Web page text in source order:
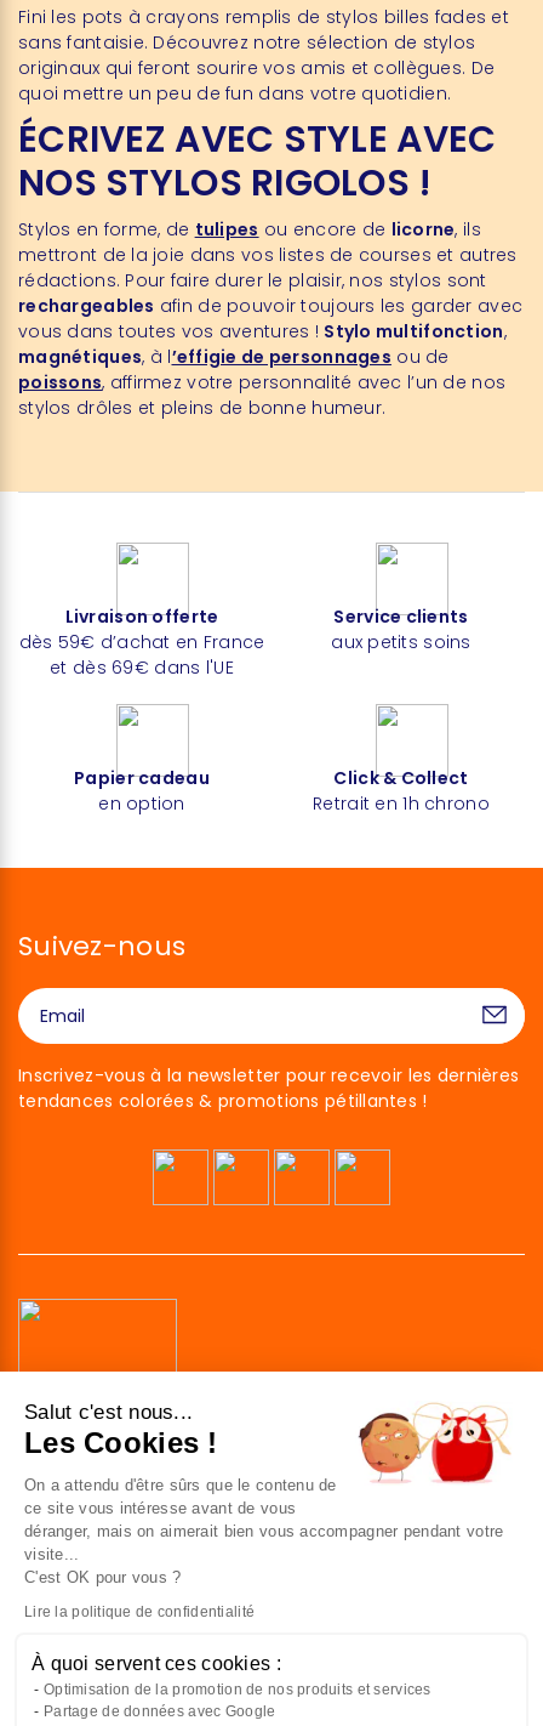
Fini les pots à crayons remplis de stylos billes fades et
sans fantaisie. Découvrez notre sélection de stylos
originaux qui feront sourire vos amis et collègues. De
quoi mettre un peu de fun dans votre quotidien.
ÉCRIVEZ AVEC STYLE AVEC
NOS STYLOS RIGOLOS !
Stylos en forme, de tulipes ou encore de licorne, ils
mettront de la joie dans vos listes de courses et autres
rédactions. Pour faire durer le plaisir, nos stylos sont
rechargeables afin de pouvoir toujours les garder avec
vous dans toutes vos aventures ! Stylo multifonction,
magnétiques, à l’effigie de personnages ou de
poissons, affirmez votre personnalité avec l’un de nos
stylos drôles et pleins de bonne humeur.
Livraison offerte
dès 59€ d’achat en France
et dès 69€ dans l'UE
Service clients
aux petits soins
Papier cadeau
en option
Click & Collect
Retrait en 1h chrono
Suivez-nous
Inscrivez-vous à la newsletter pour recevoir les dernières
tendances colorées & promotions pétillantes !
41 av. de l’agent Sarre
92700 Colombes
France
Nous contacter
NOUS CONNAÎTRE
NOUS REJOINDRE
À VOTRE SERVICE
Salut c'est nous...
Les Cookies !
On a attendu d'être sûrs que le contenu de
ce site vous intéresse avant de vous
déranger, mais on aimerait bien vous accompagner pendant votre
visite...
C'est OK pour vous ?
Lire la politique de confidentialité
À quoi servent ces cookies :
Optimisation de la promotion de nos produits et services
Partage de données avec Google